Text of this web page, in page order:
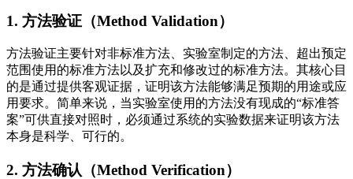
1. 方法验证（Method Validation）
方法验证主要针对非标准方法、实验室制定的方法、超出预定
范围使用的标准方法以及扩充和修改过的标准方法。其核心目
的是通过提供客观证据，证明该方法能够满足预期的用途或应
用要求。简单来说，当实验室使用的方法没有现成的“标准答
案”可供直接对照时，必须通过系统的实验数据来证明该方法
本身是科学、可行的。
2. 方法确认（Method Verification）